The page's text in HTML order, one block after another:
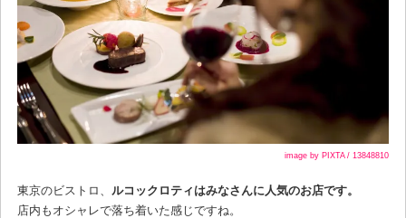
image by PIXTA / 13848810
東京のビストロ、 ルコックロティはみなさんに人気のお店です。
店内もオシャレで落ち着いた感じですね。